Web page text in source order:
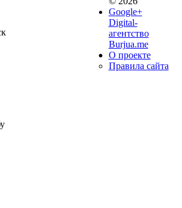
Google+
Digital-
агентство
Burjua.me
О проекте
Правила сайта